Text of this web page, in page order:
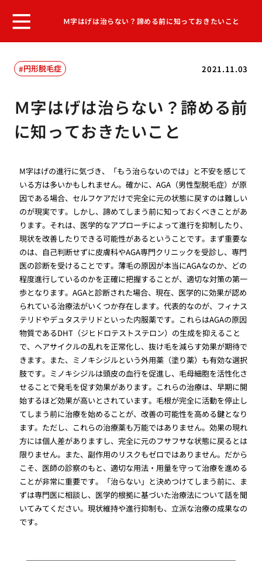
Ｍ字はげは治らない？諦める前に知っておきたいこと
2021.11.03
円形脱毛症
Ｍ字はげは治らない？諦める前
に知っておきたいこと
M字はげの進行に気づき、「もう治らないのでは」と不安を感じて
いる方は多いかもしれません。確かに、AGA（男性型脱毛症）が原
因である場合、セルフケアだけで完全に元の状態に戻すのは難しい
のが現実です。しかし、諦めてしまう前に知っておくべきことがあ
ります。それは、医学的なアプローチによって進行を抑制したり、
現状を改善したりできる可能性があるということです。まず重要な
のは、自己判断せずに皮膚科やAGA専門クリニックを受診し、専門
医の診断を受けることです。薄毛の原因が本当にAGAなのか、どの
程度進行しているのかを正確に把握することが、適切な対策の第一
歩となります。AGAと診断された場合、現在、医学的に効果が認め
られている治療法がいくつか存在します。代表的なのが、フィナス
テリドやデュタステリドといった内服薬です。これらはAGAの原因
物質であるDHT（ジヒドロテストステロン）の生成を抑えること
で、ヘアサイクルの乱れを正常化し、抜け毛を減らす効果が期待で
きます。また、ミノキシジルという外用薬（塗り薬）も有効な選択
肢です。ミノキシジルは頭皮の血行を促進し、毛母細胞を活性化さ
せることで発毛を促す効果があります。これらの治療は、早期に開
始するほど効果が高いとされています。毛根が完全に活動を停止し
てしまう前に治療を始めることが、改善の可能性を高める鍵となり
ます。ただし、これらの治療薬も万能ではありません。効果の現れ
方には個人差がありますし、完全に元のフサフサな状態に戻るとは
限りません。また、副作用のリスクもゼロではありません。だから
こそ、医師の診察のもと、適切な用法・用量を守って治療を進める
ことが非常に重要です。「治らない」と決めつけてしまう前に、ま
ずは専門医に相談し、医学的根拠に基づいた治療法について話を聞
いてみてください。現状維持や進行抑制も、立派な治療の成果なの
です。